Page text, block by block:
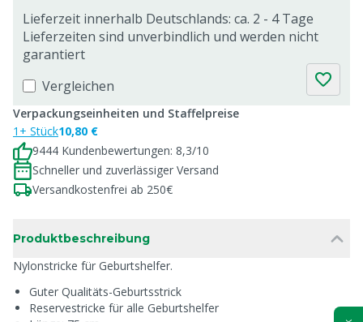
Lieferzeit innerhalb Deutschlands: ca. 2 - 4 Tage
Lieferzeiten sind unverbindlich und werden nicht
garantiert
Vergleichen
Verpackungseinheiten und Staffelpreise
1+ Stück10,80 €
9444 Kundenbewertungen: 8,3/10
Schneller und zuverlässiger Versand
Versandkostenfrei ab 250€
Produktbeschreibung
Nylonstricke für Geburtshelfer.
Guter Qualitäts-Geburtsstrick
Reservestricke für alle Geburtshelfer